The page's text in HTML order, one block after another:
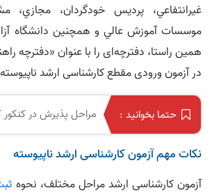
غيرانتفاعي، پرديس خودگردان، مجازي،
موسسات آموزش عالي و همچنين دانشگاه
همین راستا، دفترچه‌ای را با عنوان «دفترچه
در آزمون ورودی مقطع کارشناسی ارشد
حتما بخوانید : مراحل پذیرش در کنکور
نکات مهم آزمون کارشناسی ارشد ناپیوسته
آزمون کارشناسی ارشد مراحل مختلف، نحوه